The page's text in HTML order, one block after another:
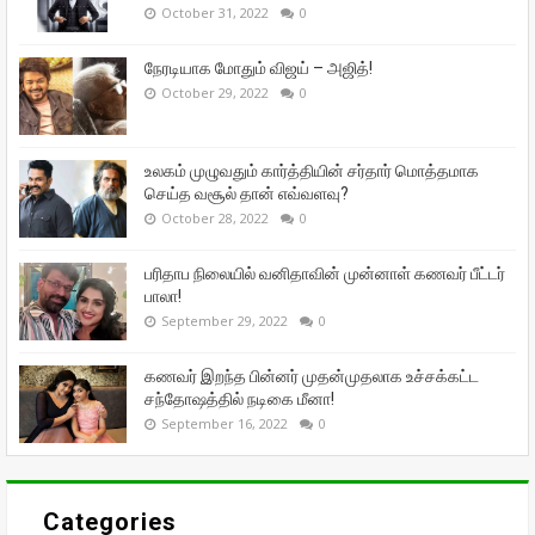
October 31, 2022 0
நேரடியாக மோதும் விஜய் – அஜித்!
October 29, 2022 0
உலகம் முழுவதும் கார்த்தியின் சர்தார் மொத்தமாக
செய்த வசூல் தான் எவ்வளவு?
October 28, 2022 0
பரிதாப நிலையில் வனிதாவின் முன்னாள் கணவர் பீட்டர்
பாலா!
September 29, 2022 0
கணவர் இறந்த பின்னர் முதன்முதலாக உச்சக்கட்ட
சந்தோஷத்தில் நடிகை மீனா!
September 16, 2022 0
Categories